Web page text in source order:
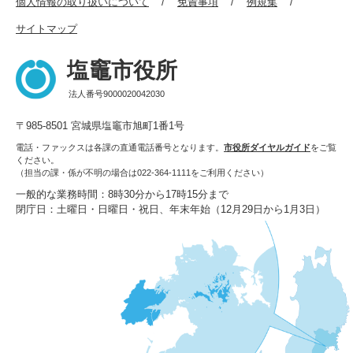
サイトマップ
塩竈市役所
法人番号9000020042030
〒985-8501 宮城県塩竈市旭町1番1号
電話・ファックスは各課の直通電話番号となります。 市役所ダイヤルガイドをご覧
ください。
（担当の課・係が不明の場合は022-364-1111をご利用ください）
一般的な業務時間：8時30分から17時15分まで
閉庁日：土曜日・日曜日・祝日、年末年始（12月29日から1月3日）